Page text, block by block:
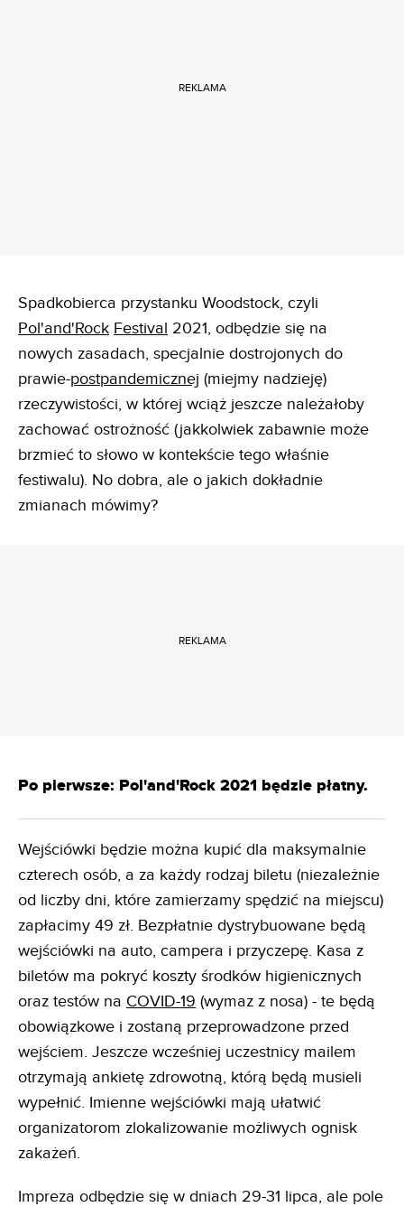
REKLAMA
Spadkobierca przystanku Woodstock, czyli
Pol'and'Rock Festival 2021, odbędzie się na
nowych zasadach, specjalnie dostrojonych do
prawie-postpandemicznej (miejmy nadzieję)
rzeczywistości, w której wciąż jeszcze należałoby
zachować ostrożność (jakkolwiek zabawnie może
brzmieć to słowo w kontekście tego właśnie
festiwalu). No dobra, ale o jakich dokładnie
zmianach mówimy?
REKLAMA
Po pierwsze: Pol'and'Rock 2021 będzie płatny.
Wejściówki będzie można kupić dla maksymalnie
czterech osób, a za każdy rodzaj biletu (niezależnie
od liczby dni, które zamierzamy spędzić na miejscu)
zapłacimy 49 zł. Bezpłatnie dystrybuowane będą
wejściówki na auto, campera i przyczepę. Kasa z
biletów ma pokryć koszty środków higienicznych
oraz testów na COVID-19 (wymaz z nosa) - te będą
obowiązkowe i zostaną przeprowadzone przed
wejściem. Jeszcze wcześniej uczestnicy mailem
otrzymają ankietę zdrowotną, którą będą musieli
wypełnić. Imienne wejściówki mają ułatwić
organizatorom zlokalizowanie możliwych ognisk
zakażeń.
Impreza odbędzie się w dniach 29-31 lipca, ale pole